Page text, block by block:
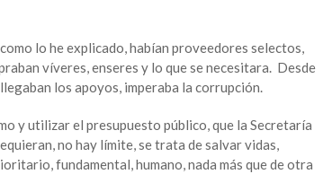
lo he explicado, habían proveedores selectos,
víveres, enseres y lo que se necesitara. Desde
los apoyos, imperaba la corrupción.
y utilizar el presupuesto público, que la Secretaría
no hay límite, se trata de salvar vidas,
fundamental, humano, nada más que de otra